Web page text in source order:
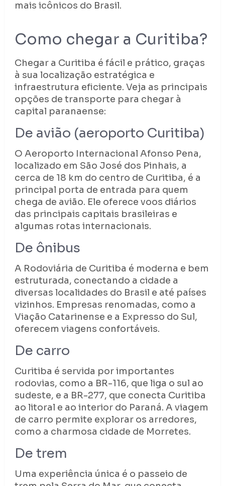
mais icônicos do Brasil.
Como chegar a Curitiba?
Chegar a Curitiba é fácil e prático, graças
à sua localização estratégica e
infraestrutura eficiente. Veja as principais
opções de transporte para chegar à
capital paranaense:
De avião (aeroporto Curitiba)
O Aeroporto Internacional Afonso Pena,
localizado em São José dos Pinhais, a
cerca de 18 km do centro de Curitiba, é a
principal porta de entrada para quem
chega de avião. Ele oferece voos diários
das principais capitais brasileiras e
algumas rotas internacionais.
De ônibus
A Rodoviária de Curitiba é moderna e bem
estruturada, conectando a cidade a
diversas localidades do Brasil e até países
vizinhos. Empresas renomadas, como a
Viação Catarinense e a Expresso do Sul,
oferecem viagens confortáveis.
De carro
Curitiba é servida por importantes
rodovias, como a BR-116, que liga o sul ao
sudeste, e a BR-277, que conecta Curitiba
ao litoral e ao interior do Paraná. A viagem
de carro permite explorar os arredores,
como a charmosa cidade de Morretes.
De trem
Uma experiência única é o passeio de